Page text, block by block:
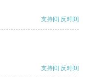
支持[0] 反对[0]
支持[0] 反对[0]